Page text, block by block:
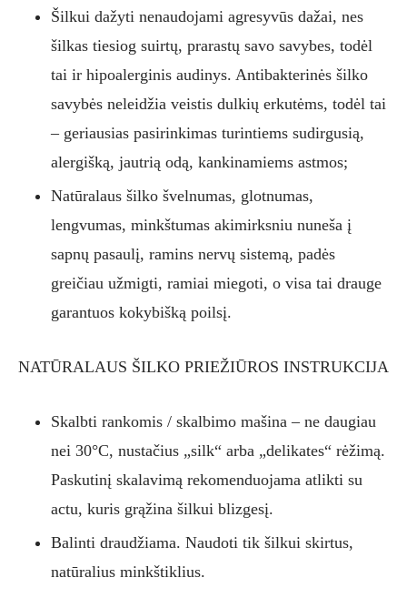
Šilkui dažyti nenaudojami agresyvūs dažai, nes
šilkas tiesiog suirtų, prarastų savo savybes, todėl
tai ir hipoalerginis audinys. Antibakterinės šilko
savybės neleidžia veistis dulkių erkutėms, todėl tai
– geriausias pasirinkimas turintiems sudirgusią,
alergišką, jautrią odą, kankinamiems astmos;
Natūralaus šilko švelnumas, glotnumas,
lengvumas, minkštumas akimirksniu nuneša į
sapnų pasaulį, ramins nervų sistemą, padės
greičiau užmigti, ramiai miegoti, o visa tai drauge
garantuos kokybišką poilsį.
NATŪRALAUS ŠILKO PRIEŽIŪROS INSTRUKCIJA
Skalbti rankomis / skalbimo mašina – ne daugiau
nei 30°C, nustačius „silk“ arba „delikates“ rėžimą.
Paskutinį skalavimą rekomenduojama atlikti su
actu, kuris grąžina šilkui blizgesį.
Balinti draudžiama. Naudoti tik šilkui skirtus,
natūralius minkštiklius.